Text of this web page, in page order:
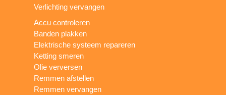
Verlichting vervangen
Accu controleren
Banden plakken
Elektrische systeem repareren
Ketting smeren
Olie verversen
Remmen afstellen
Remmen vervangen